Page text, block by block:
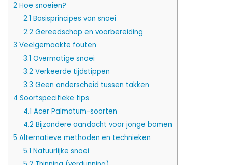
2 Hoe snoeien?
2.1 Basisprincipes van snoei
2.2 Gereedschap en voorbereiding
3 Veelgemaakte fouten
3.1 Overmatige snoei
3.2 Verkeerde tijdstippen
3.3 Geen onderscheid tussen takken
4 Soortspecifieke tips
4.1 Acer Palmatum-soorten
4.2 Bijzondere aandacht voor jonge bomen
5 Alternatieve methoden en technieken
5.1 Natuurlijke snoei